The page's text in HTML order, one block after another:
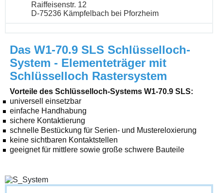
Raiffeisenstr. 12
D-75236 Kämpfelbach bei Pforzheim
Das W1-70.9 SLS Schlüsselloch-
System - Elementeträger mit
Schlüsselloch Rastersystem
Vorteile des Schlüsselloch-Systems W1-70.9 SLS:
universell einsetzbar
einfache Handhabung
sichere Kontaktierung
schnelle Bestückung für Serien- und Mustereloxierung
keine sichtbaren Kontaktstellen
geeignet für mittlere sowie große schwere Bauteile